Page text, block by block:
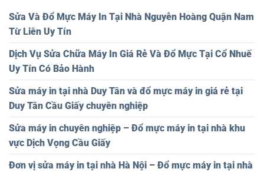
Sửa Và Đổ Mực Máy In Tại Nhà Nguyễn Hoàng Quận Nam
Từ Liên Uy Tín
Dịch Vụ Sửa Chữa Máy In Giá Rẻ Và Đổ Mực Tại Cổ Nhuế
Uy Tín Có Bảo Hành
Sửa máy in tại nhà Duy Tân và đổ mực máy in giá rẻ tại
Duy Tân Cầu Giấy chuyên nghiệp
Sửa máy in chuyên nghiệp – Đổ mực máy in tại nhà khu
vực Dịch Vọng Cầu Giấy
Đơn vị sửa máy in tại nhà Hà Nội – Đổ mực máy in tại nhà